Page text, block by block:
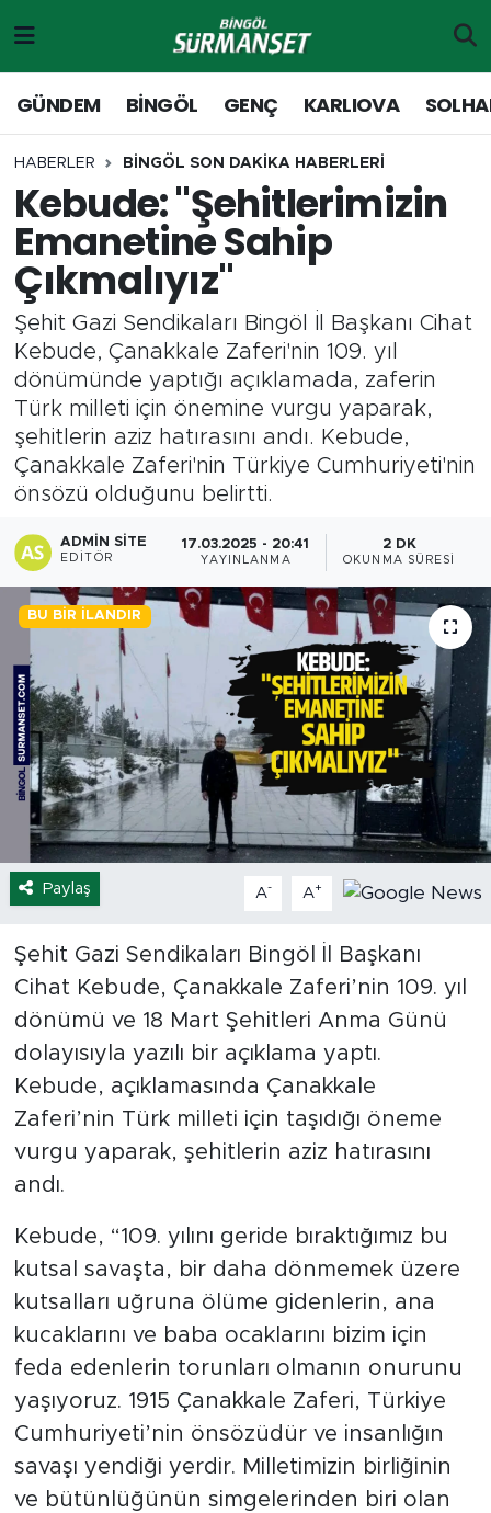
GÜNDEM BİNGÖL GENÇ KARLIOVA
HABERLER BİNGÖL SON DAKİKA HABERLERİ
Kebude: "Şehitlerimizin
Emanetine Sahip
Çıkmalıyız"
Şehit Gazi Sendikaları Bingöl İl Başkanı Cihat
Kebude, Çanakkale Zaferi'nin 109. yıl
dönümünde yaptığı açıklamada, zaferin
Türk milleti için önemine vurgu yaparak,
şehitlerin aziz hatırasını andı. Kebude,
Çanakkale Zaferi'nin Türkiye Cumhuriyeti'nin
önsözü olduğunu belirtti.
ADMIN SITE
EDITÖR
17.03.2025 - 20:41
YAYINLANMA
2 DK
OKUNMA SÜRESI
BU BIR İLANDIR
Paylaş A- A+
Şehit Gazi Sendikaları Bingöl İl Başkanı
Cihat Kebude, Çanakkale Zaferi’nin 109. yıl
dönümü ve 18 Mart Şehitleri Anma Günü
dolayısıyla yazılı bir açıklama yaptı.
Kebude, açıklamasında Çanakkale
Zaferi’nin Türk milleti için taşıdığı öneme
vurgu yaparak, şehitlerin aziz hatırasını
andı.
Kebude, “109. yılını geride bıraktığımız bu
kutsal savaşta, bir daha dönmemek üzere
kutsalları uğruna ölüme gidenlerin, ana
kucaklarını ve baba ocaklarını bizim için
feda edenlerin torunları olmanın onurunu
yaşıyoruz. 1915 Çanakkale Zaferi, Türkiye
Cumhuriyeti’nin önsözüdür ve insanlığın
savaşı yendiği yerdir. Milletimizin birliğinin
ve bütünlüğünün simgelerinden biri olan
Genç
Solhan
Karlıova
Yayladere-Yedisu
MD Prestij Dergisi
Siyaset
Spor
Yaşam
Sağlık
Eğitim
Ekonomi
Hava Durumu
Tavz Der
Merkez Hava Durumu
Merkez Trafik Yoğunluk Haritası
Süper Lig Puan Durumu ve Fikstür
Tüm Manşetler
Son Dakika Haberleri
Haber Arşivi